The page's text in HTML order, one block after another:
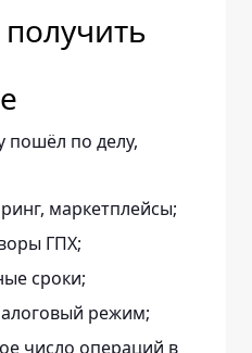
пошёл по делу,
маркетплейсы;
ГПХ;
сроки;
режим;
число операций в